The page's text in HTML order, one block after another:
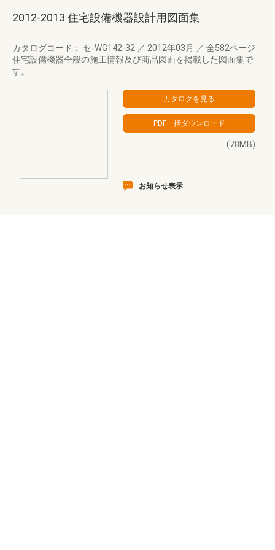
2012-2013 住宅設備機器設計用図面集
カタログコード： セ-WG142-32 ／ 2012年03月 ／ 全582ページ
住宅設備機器全般の施工情報及び商品図面を掲載した図面集で
す。
(78MB)
お知らせ表示